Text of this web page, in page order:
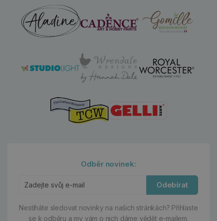
Odběr novinek:
Odebírat
Nestíháte sledovat novinky na našich stránkách? Přihlaste
se k odběru a my vám o nich dáme vědět e-mailem.